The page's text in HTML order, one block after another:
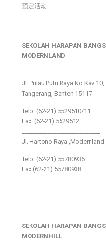
预定活动
SEKOLAH HARAPAN
MODERNLAND
Jl. Pulau Putri Raya No.Kav
Tangerang, Banten 15117
Telp: (62-21) 5529510/11
Fax: (62-21) 5529512
Jl. Hartono Raya
Telp. (62-21) 55780936
Fax (62-21) 55780938
SEKOLAH HARAPAN
MODERNHILL